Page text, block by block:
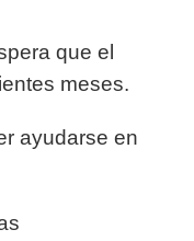
que el
meses.
ayudarse en